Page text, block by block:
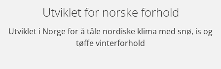
Utviklet for norske forhold
Utviklet i Norge for å tåle nordiske klima med snø, is og
tøffe vinterforhold